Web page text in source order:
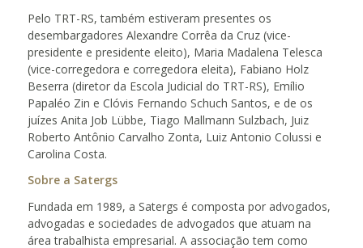
Pelo TRT-RS, também estiveram presentes os
desembargadores Alexandre Corrêa da Cruz (vice-
presidente e presidente eleito), Maria Madalena Telesca
(vice-corregedora e corregedora eleita), Fabiano Holz
Beserra (diretor da Escola Judicial do TRT-RS), Emílio
Papaléo Zin e Clóvis Fernando Schuch Santos, e de os
juízes Anita Job Lübbe, Tiago Mallmann Sulzbach, Juiz
Roberto Antônio Carvalho Zonta, Luiz Antonio Colussi e
Carolina Costa.
Sobre a Satergs
Fundada em 1989, a Satergs é composta por advogados,
advogadas e sociedades de advogados que atuam na
área trabalhista empresarial. A associação tem como